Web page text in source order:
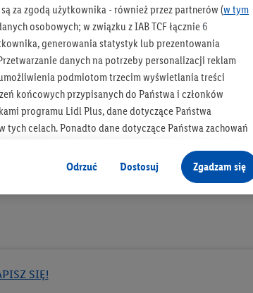
Bądź na bieżąco
Otrzymuj newsletter Lidla
Zapisz się!
SIĘ!
za zgodą użytkownika - również przez partnerów (w tym
osobowych; w związku z IAB TCF łącznie 6
generowania statystyk lub prezentowania
danych na potrzeby personalizacji reklam
podmiotom trzecim wyświetlania treści
końcowych przypisanych do Państwa i członków
programu Lidl Plus, dane dotyczące Państwa
celach. Ponadto dane dotyczące Państwa zachowań
administrator danych
profili, które są również wzbogacane o dane z innych
W związku z personalizacją treści marketingowych,
reklamy, badania grup docelowych,
Odrzuć Dostosuj Zgadzam się